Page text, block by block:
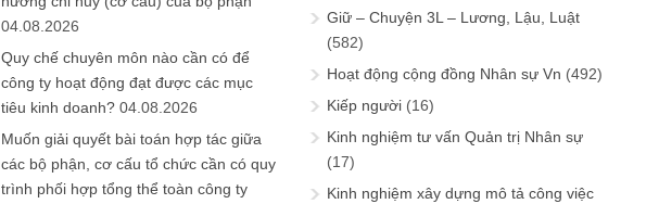
04.08.2026
Quy chế chuyên môn nào cần có để
công ty hoạt động đạt được các mục
tiêu kinh doanh? 04.08.2026
Muốn giải quyết bài toán hợp tác giữa
các bộ phận, cơ cấu tổ chức cần có quy
trình phối hợp tổng thể toàn công ty
Giữ – Chuyện 3L – Lương, Lậu, Luật
(582)
Hoạt động cộng đồng Nhân sự Vn (492)
Kiếp người (16)
Kinh nghiệm tư vấn Quản trị Nhân sự
(17)
Kinh nghiệm xây dựng mô tả công việc